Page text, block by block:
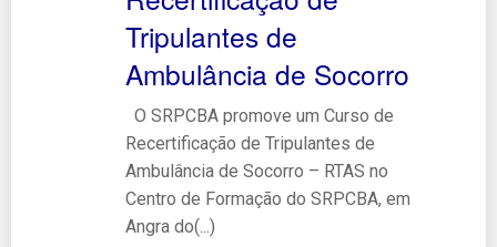
Tripulantes de
Ambulância de Socorro
O SRPCBA promove um Curso de
Recertificação de Tripulantes de
Ambulância de Socorro – RTAS no
Centro de Formação do SRPCBA, em
Angra do(...)